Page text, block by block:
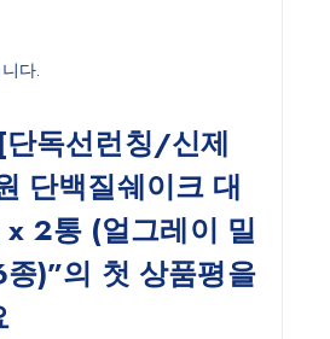
다.
독선런칭/신제
단백질쉐이크 대
2통 (얼그레이 밀
)”의 첫 상품평을